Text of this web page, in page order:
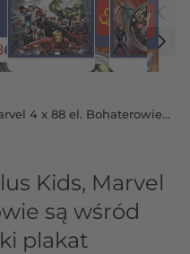
image
View larger image
4 x 88 el. Bohaterowie
Kids, Marvel
są wśród
plakat